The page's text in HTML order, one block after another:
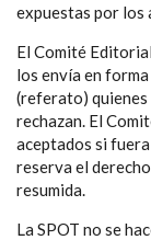
expuestas por los
El Comité
los envía en
(referato) quienes
rechazan. El
aceptados si
reserva el
resumida.
La SPOT no se